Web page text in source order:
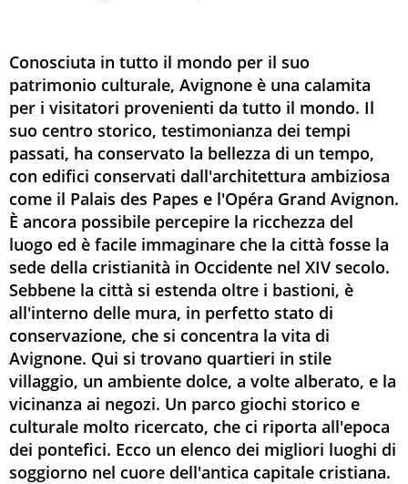
Conosciuta in tutto il mondo per il suo
patrimonio culturale, Avignone è una calamita
per i visitatori provenienti da tutto il mondo. Il
suo centro storico, testimonianza dei tempi
passati, ha conservato la bellezza di un tempo,
con edifici conservati dall'architettura ambiziosa
come il Palais des Papes e l'Opéra Grand Avignon.
È ancora possibile percepire la ricchezza del
luogo ed è facile immaginare che la città fosse la
sede della cristianità in Occidente nel XIV secolo.
Sebbene la città si estenda oltre i bastioni, è
all'interno delle mura, in perfetto stato di
conservazione, che si concentra la vita di
Avignone. Qui si trovano quartieri in stile
villaggio, un ambiente dolce, a volte alberato, e la
vicinanza ai negozi. Un parco giochi storico e
culturale molto ricercato, che ci riporta all'epoca
dei pontefici. Ecco un elenco dei migliori luoghi di
soggiorno nel cuore dell'antica capitale cristiana.